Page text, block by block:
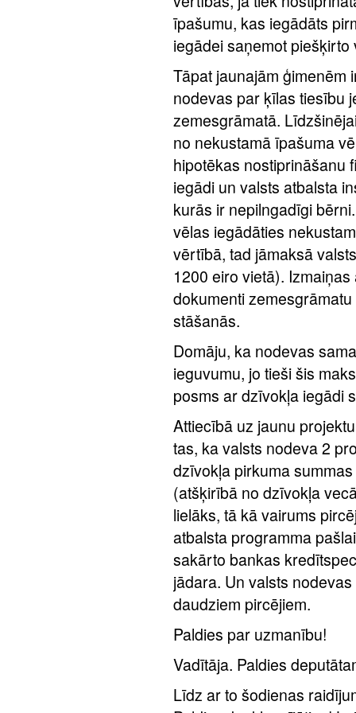
īpašumu, kas iegādāts
iegādei saņemot piešķirto
Tāpat jaunajām
nodevas par ķīlas tiesību
zemesgrāmatā.
no nekustamā īpašuma
hipotēkas nostiprināšanu
iegādi un valsts atbalsta
kurās ir nepilngadīgi
vēlas iegādāties
vērtībā, tad jāmaksā
1200 eiro vietā).
dokumenti
stāšanās.
Domāju, ka nodevas
ieguvumu, jo tieši šis
posms ar dzīvokļa iegādi
Attiecībā uz jaunu
tas, ka valsts nodeva 2
dzīvokļa pirkuma
(atšķirībā no dzīvokļa
lielāks, tā kā vairums
atbalsta programma
sakārto bankas
jādara. Un valsts
daudziem pircējiem.
Paldies par uzmanību!
Vadītāja. Paldies
Līdz ar to šodienas